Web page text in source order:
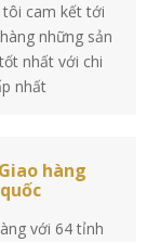
tôi cam kết tới
những sản
nhất với chi
nhất
Giao hàng
với 64 tỉnh